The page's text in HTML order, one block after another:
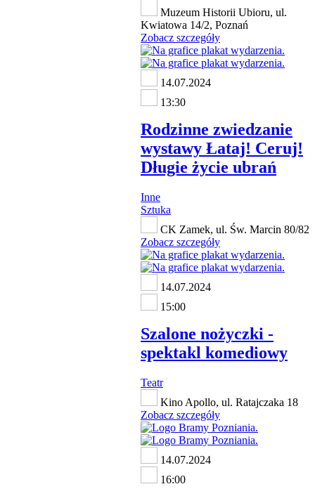
Muzeum Historii Ubioru, ul.
Kwiatowa 14/2, Poznań
Zobacz szczegóły
14.07.2024
13:30
Rodzinne zwiedzanie
wystawy Łataj! Ceruj!
Długie życie ubrań
Inne
Sztuka
CK Zamek, ul. Św. Marcin 80/82
Zobacz szczegóły
14.07.2024
15:00
Szalone nożyczki -
spektakl komediowy
Teatr
Kino Apollo, ul. Ratajczaka 18
Zobacz szczegóły
14.07.2024
16:00